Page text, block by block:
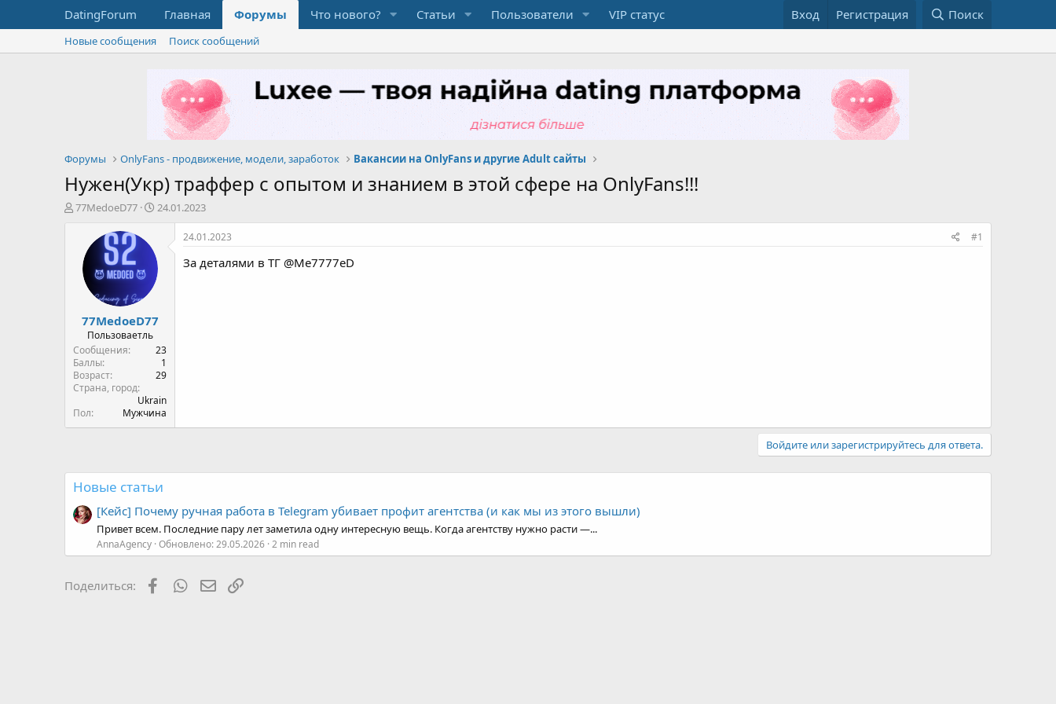
DatingForum Главная Форумы Что нового? Статьи Пользователи VIP статус Вход Регистрация Поиск
Новые сообщения Поиск сообщений
Форумы OnlyFans - продвижение, модели, заработок Вакансии на OnlyFans и другие Adult сайты
Нужен(Укр) траффер с опытом и знанием в этой сфере на OnlyFans!!!
А
ы
77MedoeD77
Д
н
а
л
24.01.2023
77MedoeD77
Пользоваетль
Сообщения
23
Баллы
1
Возраст
29
Страна, город
Ukrain
Пол
Мужчина
24.01.2023 #1
За деталями в ТГ @Me7777eD
Войдите или зарегистрируйтесь для ответа.
Новые статьи
[Кейс] Почему ручная работа в Telegram убивает профит агентства (и как мы из этого вышли)
Привет всем. Последние пару лет заметила одну интересную вещь. Когда агентству нужно расти —...
AnnaAgency Обновлено:29.05.2026 2 min read
Поделиться: FacebookWhatsAppЭлектронная почта